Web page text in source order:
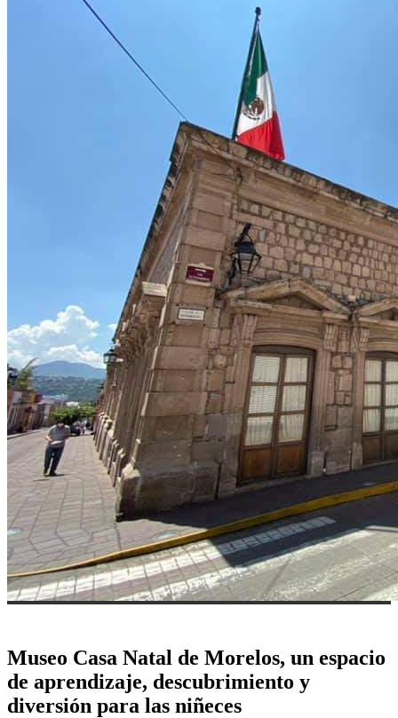
Museo Casa Natal de Morelos, un espacio
de aprendizaje, descubrimiento y
diversión para las niñeces